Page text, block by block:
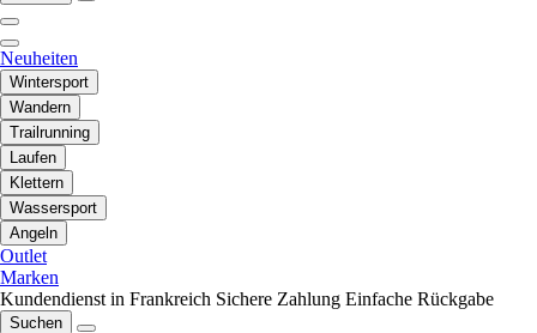
Neuheiten
Wintersport
Wandern
Trailrunning
Laufen
Klettern
Wassersport
Angeln
Outlet
Marken
Kundendienst in Frankreich Sichere Zahlung Einfache Rückgabe
Suchen